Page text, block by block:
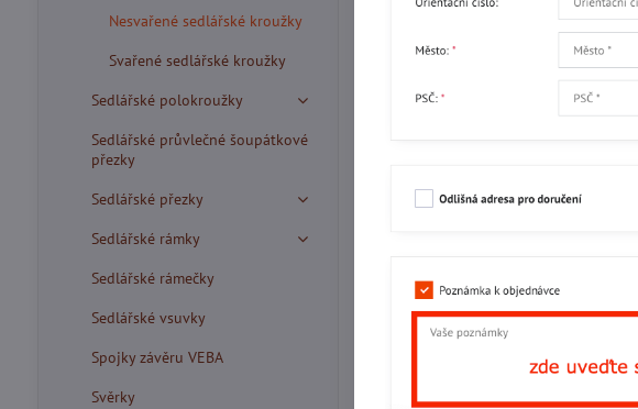
Nesvařené sedlářské kroužky
Svařené sedlářské kroužky
Sedlářské polokroužky
Sedlářské průvlečné šoupátkové
přezky
Sedlářské přezky
Sedlářské rámky
Sedlářské rámečky
Sedlářské vsuvky
Spojky závěru VEBA
Svěrky